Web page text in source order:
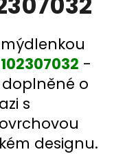
-
o
s
designu.